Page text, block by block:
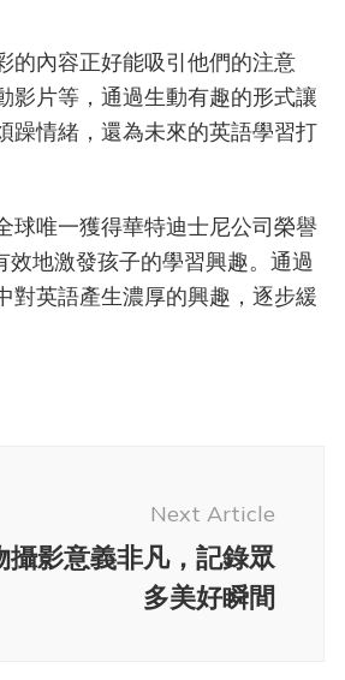
英
文
嗎，
如
到
快
樂
英
的內容正好能吸引他們的注意
影片等，通過生動有趣的形式讓
躁情緒，還為未來的英語學習打
球唯一獲得華特迪士尼公司榮譽
地激發孩子的學習興趣。通過
對英語產生濃厚的興趣，逐步緩
Next Article
攝影意義非凡，記錄眾
多美好瞬間